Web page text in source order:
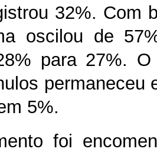
32%. Com
oscilou de
para 27%. O
permaneceu
5%.
foi